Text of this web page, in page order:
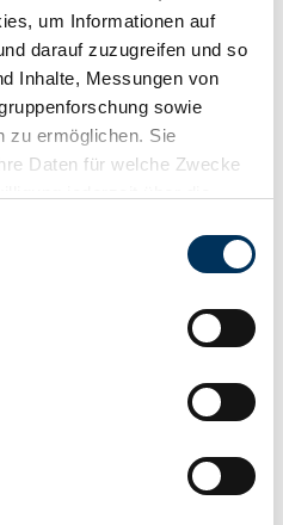
um Informationen auf
darauf zuzugreifen und so
Inhalte, Messungen von
sowie
zu ermöglichen. Sie
Daten für welche Zwecke
widerrufen
geografische Lage
(Fingerprinting) identifizieren
Ihre persönlichen Daten